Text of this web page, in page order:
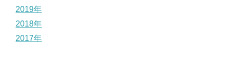
2019年
2018年
2017年